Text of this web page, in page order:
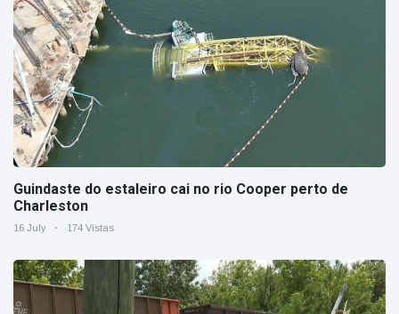
Guindaste do estaleiro cai no rio Cooper perto de
Charleston
16 July 174 Vistas